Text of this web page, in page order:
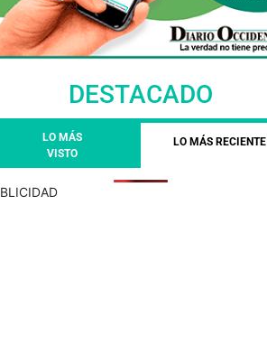
DESTACADO
LO MÁS
VISTO
LO MÁS RECIENTE